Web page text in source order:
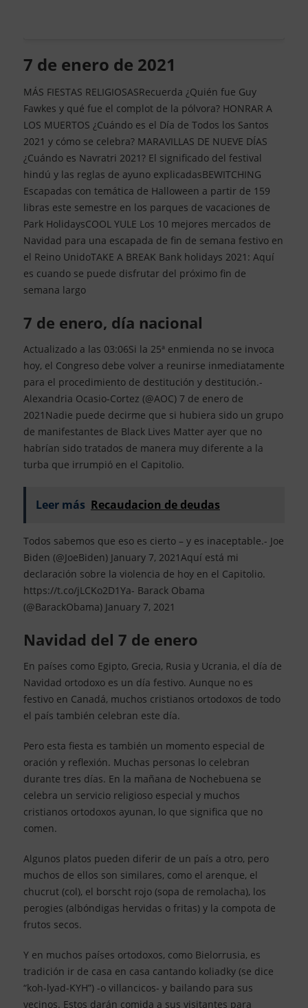
7 de enero de 2021
MÁS FIESTAS RELIGIOSASRecuerda ¿Quién fue Guy
Fawkes y qué fue el complot de la pólvora? HONRAR A
LOS MUERTOS ¿Cuándo es el Día de Todos los Santos
2021 y cómo se celebra? MARAVILLAS DE NUEVE DÍAS
¿Cuándo es Navratri 2021? El significado del festival
hindú y las reglas de ayuno explicadasBEWITCHING
Escapadas con temática de Halloween a partir de 159
libras este semestre en los parques de vacaciones de
Park HolidaysCOOL YULE Los 10 mejores mercados de
Navidad para una escapada de fin de semana festivo en
el Reino UnidoTAKE A BREAK Bank holidays 2021: Aquí
es cuando se puede disfrutar del próximo fin de
semana largo
7 de enero, día nacional
Actualizado a las 03:06Si la 25ª enmienda no se invoca
hoy, el Congreso debe volver a reunirse inmediatamente
para el procedimiento de destitución y destitución.-
Alexandria Ocasio-Cortez (@AOC) 7 de enero de
2021Nadie puede decirme que si hubiera sido un grupo
de manifestantes de Black Lives Matter ayer que no
habrían sido tratados de manera muy diferente a la
turba que irrumpió en el Capitolio.
Leer más Recaudacion de deudas
Todos sabemos que eso es cierto – y es inaceptable.- Joe
Biden (@JoeBiden) January 7, 2021Aquí está mi
declaración sobre la violencia de hoy en el Capitolio.
https://t.co/jLCKo2D1Ya- Barack Obama
(@BarackObama) January 7, 2021
Navidad del 7 de enero
En países como Egipto, Grecia, Rusia y Ucrania, el día de
Navidad ortodoxo es un día festivo. Aunque no es
festivo en Canadá, muchos cristianos ortodoxos de todo
el país también celebran este día.
Pero esta fiesta es también un momento especial de
oración y reflexión. Muchas personas lo celebran
durante tres días. En la mañana de Nochebuena se
celebra un servicio religioso especial y muchos
cristianos ortodoxos ayunan, lo que significa que no
comen.
Algunos platos pueden diferir de un país a otro, pero
muchos de ellos son similares, como el arenque, el
chucrut (col), el borscht rojo (sopa de remolacha), los
perogies (albóndigas hervidas o fritas) y la compota de
frutos secos.
Y en muchos países ortodoxos, como Bielorrusia, es
tradición ir de casa en casa cantando koliadky (se dice
“koh-lyad-KYH”) -o villancicos- y bailando para sus
vecinos. Estos darán comida a sus visitantes para